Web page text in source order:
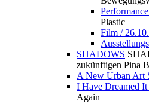
Plastic
Film /
SHADOWS
zukünftigen Pina
A New Urban Art
I Have Dreamed
Again